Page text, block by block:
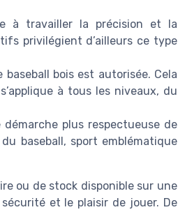
à travailler la précision et la
privilégient d’ailleurs ce type
bois est autorisée. Cela
à tous les niveaux, du
plus respectueuse de
baseball, sport emblématique
ou de stock disponible sur une
et le plaisir de jouer. De